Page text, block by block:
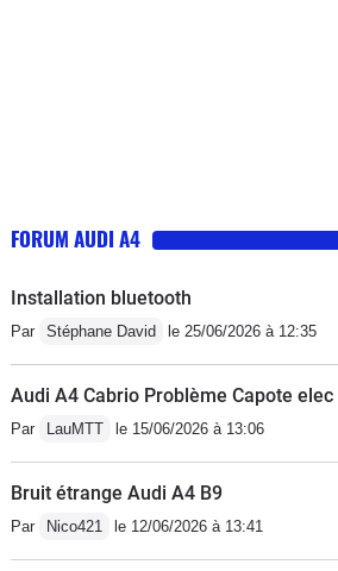
FORUM AUDI A4
Installation bluetooth
Par Stéphane David le 25/06/2026 à 12:35
Audi A4 Cabrio Problème Capote elec
Par LauMTT le 15/06/2026 à 13:06
Bruit étrange Audi A4 B9
Par Nico421 le 12/06/2026 à 13:41